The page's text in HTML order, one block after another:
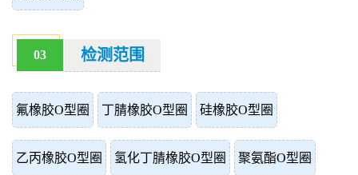
03 检测范围
氟橡胶O型圈 丁腈橡胶O型圈 硅橡胶O型圈
乙丙橡胶O型圈 氢化丁腈橡胶O型圈 聚氨酯O型圈